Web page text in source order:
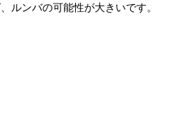
ルンバの可能性が大きいです。